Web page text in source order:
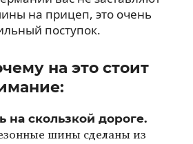
на прицеп, это очень
поступок.
на это стоит
на скользкой дороге.
шины сделаны из